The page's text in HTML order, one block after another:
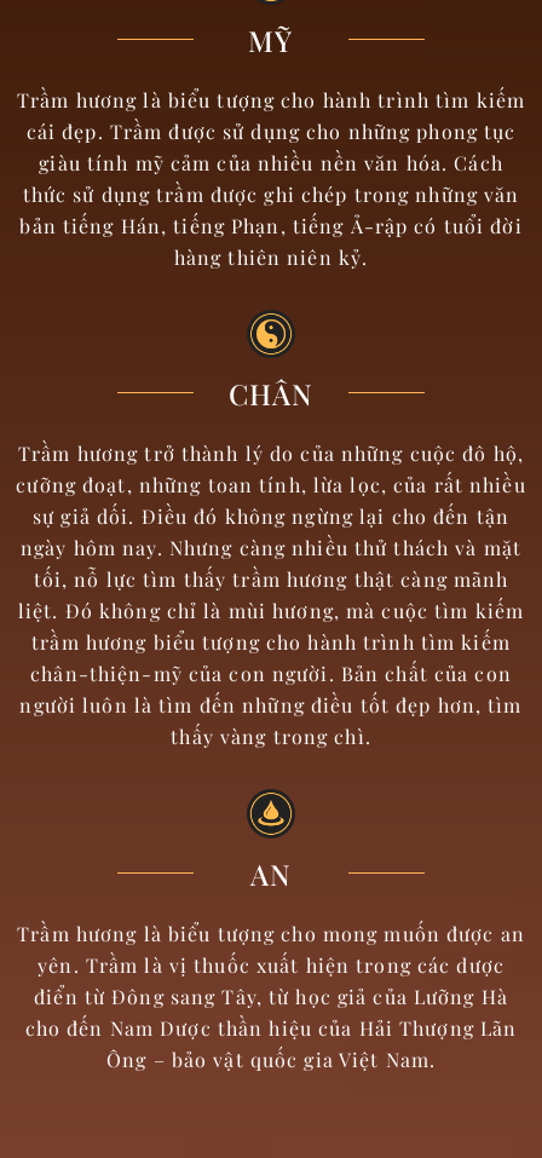
MỸ
Trầm hương là biểu tượng cho hành trình tìm kiếm
cái đẹp. Trầm được sử dụng cho những phong tục
giàu tính mỹ cảm của nhiều nền văn hóa. Cách
thức sử dụng trầm được ghi chép trong những văn
bản tiếng Hán, tiếng Phạn, tiếng Ả-rập có tuổi đời
hàng thiên niên kỷ.
CHÂN
Trầm hương trở thành lý do của những cuộc đô hộ,
cưỡng đoạt, những toan tính, lừa lọc, của rất nhiều
sự giả dối. Điều đó không ngừng lại cho đến tận
ngày hôm nay. Nhưng càng nhiều thử thách và mặt
tối, nỗ lực tìm thấy trầm hương thật càng mãnh
liệt. Đó không chỉ là mùi hương, mà cuộc tìm kiếm
trầm hương biểu tượng cho hành trình tìm kiếm
chân-thiện-mỹ của con người. Bản chất của con
người luôn là tìm đến những điều tốt đẹp hơn, tìm
thấy vàng trong chì.
AN
Trầm hương là biểu tượng cho mong muốn được an
yên. Trầm là vị thuốc xuất hiện trong các dược
điển từ Đông sang Tây, từ học giả của Lưỡng Hà
cho đến Nam Dược thần hiệu của Hải Thượng Lãn
Ông – bảo vật quốc gia Việt Nam.